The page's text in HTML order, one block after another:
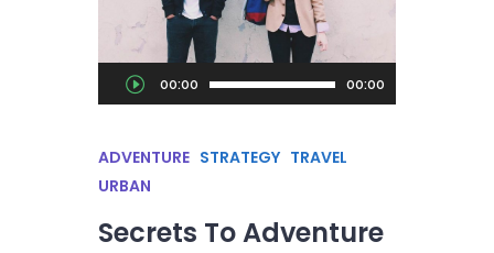
Audio
Player
00:00 00:00
ADVENTURE STRATEGY TRAVEL
URBAN
Secrets To Adventure